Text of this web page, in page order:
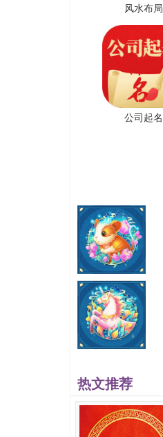
彤菲、念蓓、若舒
颖、渟婧、易宛、
娇晓、安琼、玉旋
盼、凌澜、娜玥、
婉若、笑菡、可缨
雅、佩馨、枫彤、
婵卿、叶娜、莉淇
羽、雪锦、迎彩、
佳诗、滢妍、雅芙
梦、菁笑、娇雨、
璐蓓、梵姝、雯觅
姬、燕钰、茜惠、
笑毓、岚青、薇瑶
娴、惜琦、娜琦、
琦华、熙清、露婕
宁、桦馨、丽淇、
英佳、澜薇、毓锦
采娜、荷熙、姬玥
静、颖素、莺伊、
枫勤、凌洋、悦晓
风水布局
公司起名
热文推荐